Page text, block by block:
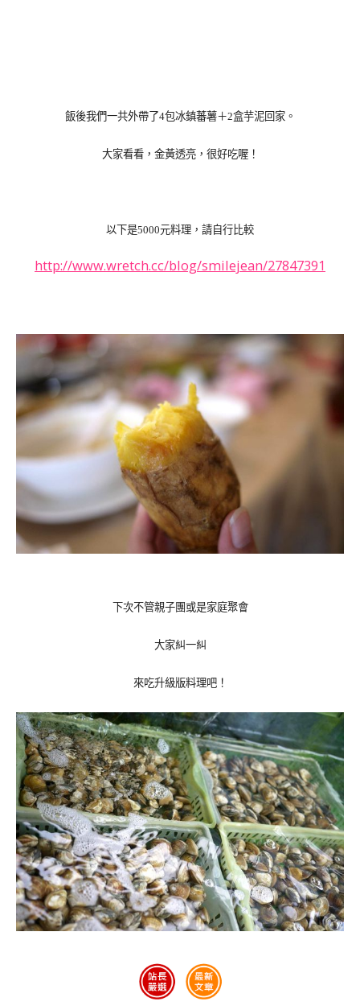
飯後我們一共外帶了4包冰鎮蕃薯＋2盒芋泥回家。
大家看看，金黃透亮，很好吃喔！
以下是5000元料理，請自行比較
http://www.wretch.cc/blog/smilejean/27847391
下次不管親子團或是家庭聚會
大家糾一糾
來吃升級版料理吧！